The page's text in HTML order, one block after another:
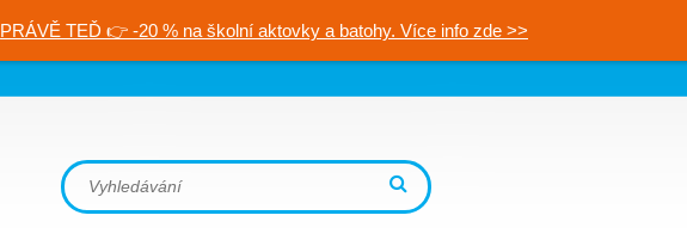
PRÁVĚ TEĎ 👉 -20 % na školní aktovky a batohy. Více info zde >>